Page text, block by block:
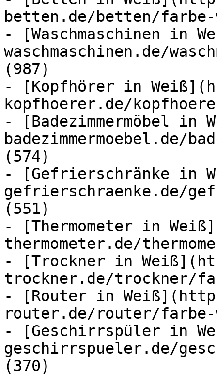
betten.de/betten/
- [Waschmaschinen in
waschmaschinen.de/
(987)
- [Kopfhörer in
kopfhoerer.de/
- [Badezimmermöbel in
badezimmermoebel.de/
(574)
- [Gefrierschränke in
gefrierschraenke.de/
(551)
- [Thermometer in
thermometer.de/
- [Trockner in
trockner.de/trockner/
- [Router in
router.de/router/
- [Geschirrspüler in
geschirrspueler.de/
(370)